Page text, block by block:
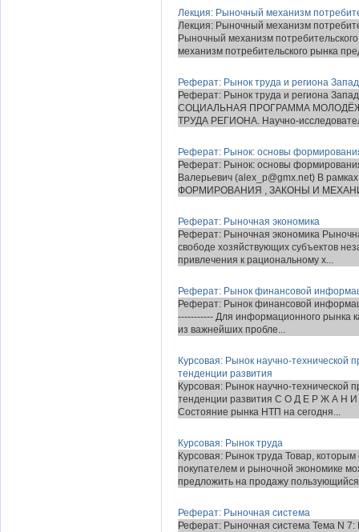
Лекция: Рыночный механизм
Лекция: Рыночный механизм
Рыночный механизм
механизм потребительского рынка
Реферат: Рынок труда и региона
Реферат: Рынок труда и региона
СОЦИАЛЬНАЯ ПРОГРАММА
ТРУДА РЕГИОНА. Научно-
Реферат: Рынок: основы
Реферат: Рынок: основы
Валерьевич (alex_p@gmx.net) В
ФОРМИРОВАНИЯ , ЗАКОНЫ И
Реферат: Рыночная экономика
Реферат: Рыночная экономика
свободе хозяйствующих субъектов
привлечения к рациональному х...
Реферат: Рынок финансовой
Реферат: Рынок финансовой
----------- Для информационного рынка
из важнейших пробле...
Курсовая: Рынок научно-технической
тенденции развития
Курсовая: Рынок научно-технической
тенденции развития С О Д Е Р Ж А Н И
Состояние рынка НТП на сегодня...
Курсовая: Рынок труда
Курсовая: Рынок труда Товар,
покупателем и рыночной экономике
предложить на продажу
Реферат: Рыночная система
Реферат: Рыночная система Тема N